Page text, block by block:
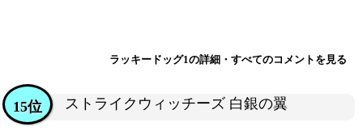
ラッキードッグ1の詳細・すべてのコメントを見る
ストライクウィッチーズ 白銀の翼
15位